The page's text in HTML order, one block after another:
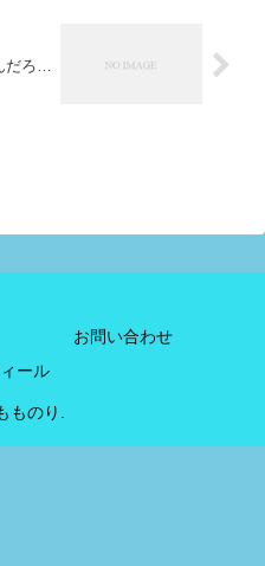
だろ…
お問い合わせ
ール
ものり.